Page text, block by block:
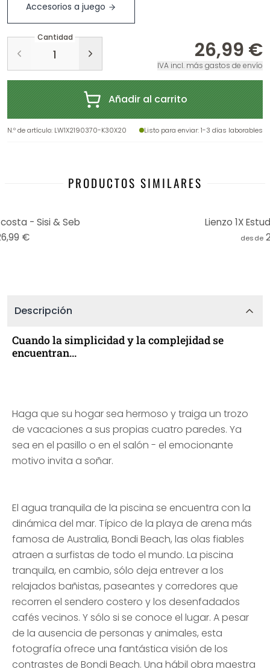
Accesorios a juego
Cantidad
26,99 €
IVA incl. más gastos de envío
Añadir al carrito
N.º de artículo: LW1X2190370-K30X20 Listo para enviar: 1-3 días laborables
PRODUCTOS SIMILARES
- Sisi & Seb
€
Lienzo 1X
desde
Descripción
Cuando la simplicidad y la complejidad se
encuentran...
Haga que su hogar sea hermoso y traiga un trozo
de vacaciones a sus propias cuatro paredes. Ya
sea en el pasillo o en el salón - el emocionante
motivo invita a soñar.
El agua tranquila de la piscina se encuentra con la
dinámica del mar. Típico de la playa de arena más
famosa de Australia, Bondi Beach, las olas fiables
atraen a surfistas de todo el mundo. La piscina
tranquila, en cambio, sólo deja entrever a los
relajados bañistas, paseantes y corredores que
recorren el sendero costero y los desenfadados
cafés vecinos. Y sólo si se conoce el lugar. A pesar
de la ausencia de personas y animales, esta
fotografía ofrece una fantástica visión de los
contrastes de Bondi Beach. Una hábil obra maestra